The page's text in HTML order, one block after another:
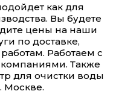
как для
Вы будете
цены на наши
по доставке,
Работаем с
Также
для очистки воды
Москве.